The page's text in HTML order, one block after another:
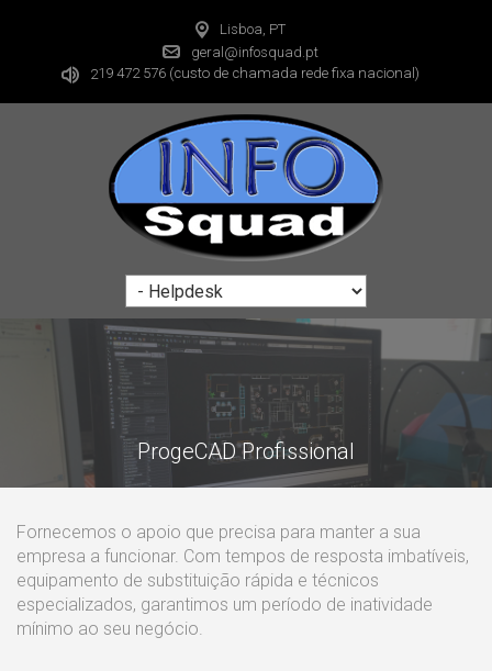
Lisboa, PT
geral@infosquad.pt
219 472 576 (custo de chamada rede fixa nacional)
ProgeCAD Profissional
Fornecemos o apoio que precisa para manter a sua
empresa a funcionar. Com tempos de resposta imbatíveis,
equipamento de substituição rápida e técnicos
especializados, garantimos um período de inatividade
mínimo ao seu negócio.